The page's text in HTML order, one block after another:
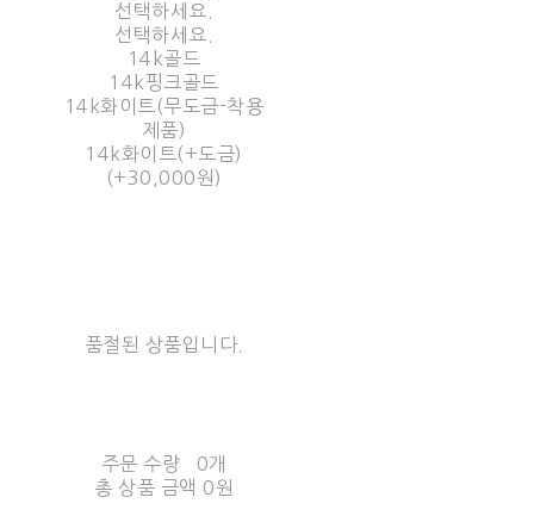
선택하세요.
선택하세요.
14k골드
14k핑크골드
14k화이트(무도금-착용
제품)
14k화이트(+도금)
(+30,000원)
품절된 상품입니다.
주문 수량
0개
총 상품 금액 0원